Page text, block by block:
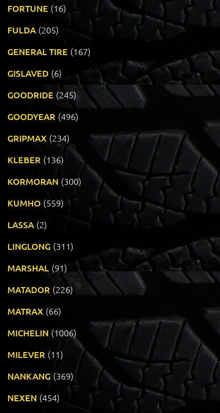
FORTUNE (16)
FULDA (205)
GENERAL TIRE (167)
GISLAVED (6)
GOODRIDE (245)
GOODYEAR (496)
GRIPMAX (234)
KLEBER (136)
KORMORAN (300)
KUMHO (559)
LASSA (2)
LINGLONG (311)
MARSHAL (91)
MATADOR (226)
MATRAX (66)
MICHELIN (1006)
MILEVER (11)
NANKANG (369)
NEXEN (454)